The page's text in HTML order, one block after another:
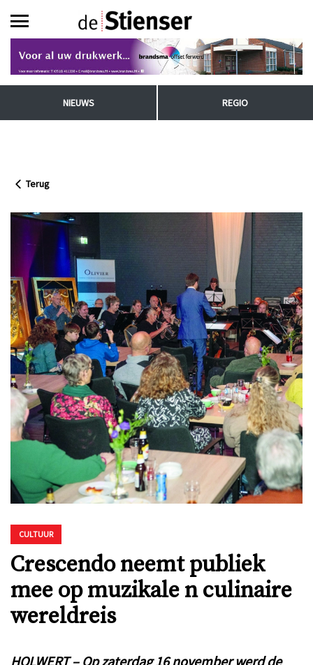
NIEUWS REGIO
Terug
CULTUUR
Crescendo neemt publiek
mee op muzikale n culinaire
wereldreis
HOLWERT – Op zaterdag 16 november werd de